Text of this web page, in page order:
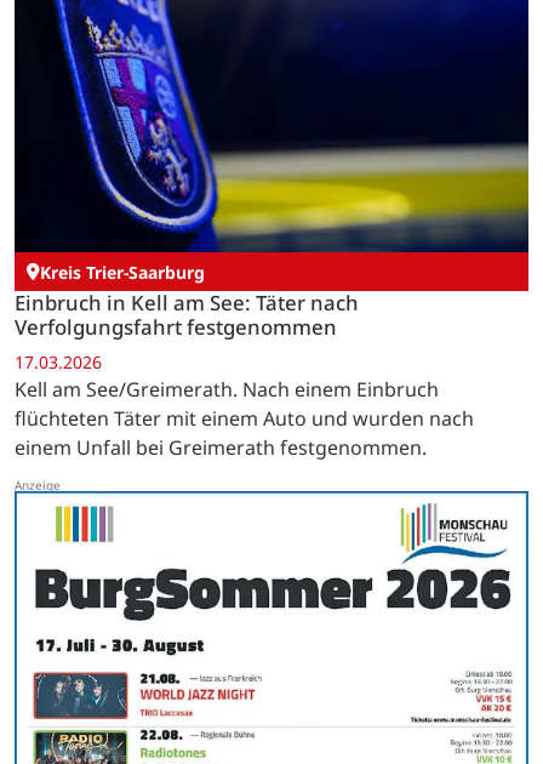
Kreis Trier-Saarburg
Einbruch in Kell am See: Täter nach
Verfolgungsfahrt festgenommen
17.03.2026
Kell am See/Greimerath. Nach einem Einbruch
flüchteten Täter mit einem Auto und wurden nach
einem Unfall bei Greimerath festgenommen.